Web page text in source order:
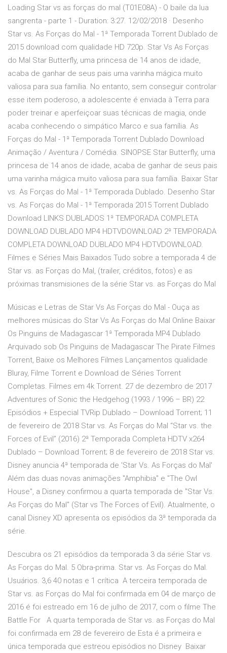
Loading Star vs as forças do mal (T01E08A) - O baile da lua
sangrenta - parte 1 - Duration: 3:27. 12/02/2018 · Desenho
Star vs. As Forças do Mal - 1ª Temporada Torrent Dublado de
2015 download com qualidade HD 720p. Star Vs As Forças
do Mal Star Butterfly, uma princesa de 14 anos de idade,
acaba de ganhar de seus pais uma varinha mágica muito
valiosa para sua família. No entanto, sem conseguir controlar
esse item poderoso, a adolescente é enviada à Terra para
poder treinar e aperfeiçoar suas técnicas de magia, onde
acaba conhecendo o simpático Marco e sua família. As
Forças do Mal - 1ª Temporada Torrent Dublado Download
Animação / Aventura / Comédia. SINOPSE Star Butterfly, uma
princesa de 14 anos de idade, acaba de ganhar de seus pais
uma varinha mágica muito valiosa para sua família. Baixar Star
vs. As Forças do Mal - 1ª Temporada Dublado. Desenho Star
vs. As Forças do Mal - 1ª Temporada 2015 Torrent Dublado
Download LINKS DUBLADOS 1ª TEMPORADA COMPLETA
DOWNLOAD DUBLADO MP4 HDTVDOWNLOAD 2ª TEMPORADA
COMPLETA DOWNLOAD DUBLADO MP4 HDTVDOWNLOAD.
Filmes e Séries Mais Baixados Tudo sobre a temporada 4 de
Star vs. as Forças do Mal, (trailer, créditos, fotos) e as
próximas transmisiones de la série Star vs. as Forças do Mal
Músicas e Letras de Star Vs As Forças do Mal - Ouça as
melhores músicas do Star Vs As Forças do Mal Online Baixar
Os Pinguins de Madagascar 1ª Temporada MP4 Dublado
Arquivado sob Os Pinguins de Madagascar The Pirate Filmes
Torrent, Baixe os Melhores Filmes Lançamentos qualidade
Bluray, Filme Torrent e Download de Séries Torrent
Completas. Filmes em 4k Torrent. 27 de dezembro de 2017
Adventures of Sonic the Hedgehog (1993 / 1996 – BR) 22
Episódios + Especial TVRip Dublado – Download Torrent; 11
de fevereiro de 2018 Star vs. As Forças do Mal “Star vs. the
Forces of Evil” (2016) 2ª Temporada Completa HDTV x264
Dublado – Download Torrent; 8 de fevereiro de 2018 Star vs.
Disney anuncia 4ª temporada de 'Star Vs. As Forças do Mal'
Além das duas novas animações "Amphibia" e "The Owl
House", a Disney confirmou a quarta temporada de "Star Vs.
As Forças do Mal" (Star vs The Forces of Evil). Atualmente, o
canal Disney XD apresenta os episódios da 3ª temporada da
série.
Descubra os 21 episódios da temporada 3 da série Star vs.
As Forças do Mal. 5 Obra-prima. Star vs. As Forças do Mal.
Usuários. 3,6 40 notas e 1 crítica A terceira temporada de
Star vs. as Forças do Mal foi confirmada em 04 de março de
2016 é foi estreado em 16 de julho de 2017, com o filme The
Battle For A quarta temporada de Star vs. as Forças do Mal
foi confirmada em 28 de fevereiro de Esta é a primeira e
única temporada que estreou episódios no Disney Baixar